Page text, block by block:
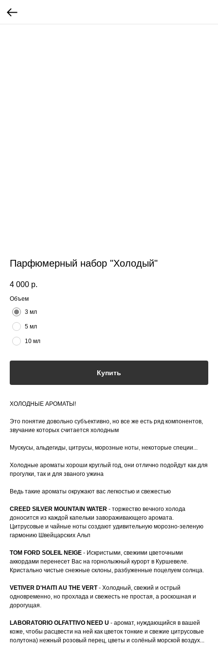
Парфюмерный набор "Холодый"
4 000 р.
Объем
3 мл
5 мл
10 мл
Купить
ХОЛОДНЫЕ АРОМАТЫ!
Это понятие довольно субъективно, но все же есть ряд компонентов,
звучание которых считается холодным
Мускусы, альдегиды, цитрусы, морозные ноты, некоторые специи...
Холодные ароматы хороши круглый год, они отлично подойдут как для
прогулки, так и для званого ужина
Ведь такие ароматы окружают вас легкостью и свежестью
CREED SILVER MOUNTAIN WATER - торжество вечного холода
доносится из каждой капельки завораживающего аромата.
Цитрусовые и чайные ноты создают удивительную морозно-зеленую
гармонию Швейцарских Альп
TOM FORD SOLEIL NEIGE - Искристыми, свежими цветочными
аккордами перенесет Вас на горнолыжный курорт в Куршевеле.
Кристально чистые снежные склоны, разбуженные поцелуем солнца.
VETIVER D'HAITI AU THE VERT- Холодный, свежий и острый
одновременно, но прохлада и свежесть не простая, а роскошная и
дорогущая.
LABORATORIO OLFATTIVO NEED U - аромат, нуждающийся в вашей
коже, чтобы расцвести на ней как цветок тонкие и свежие цитрусовые
полутона) нежный розовый перец, цветы и солёный морской воздух...